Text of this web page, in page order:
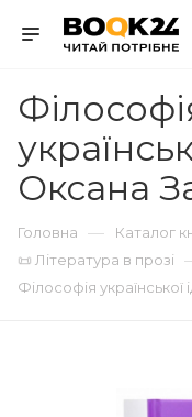
Оксана
Головна — Каталог
📜 Література в прозі
Філософія української